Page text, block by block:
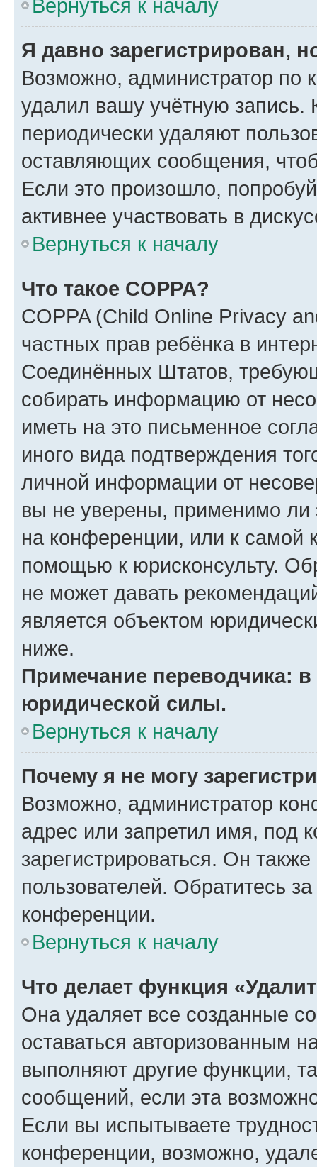
Вернуться к началу
Я давно зарегистрирован,
Возможно, администратор по
удалил вашу учётную запись.
периодически удаляют
оставляющих сообщения,
Если это произошло,
активнее участвовать в
Вернуться к началу
Что такое COPPA?
COPPA (Child Online Privacy
частных прав ребёнка в
Соединённых Штатов,
собирать информацию от
иметь на это письменное
иного вида подтверждения
личной информации от
вы не уверены, применимо ли
на конференции, или к самой
помощью к юрисконсульту.
не может давать
является объектом
ниже.
Примечание переводчика:
юридической силы.
Вернуться к началу
Почему я не могу
Возможно, администратор
адрес или запретил имя, под
зарегистрироваться. Он
пользователей. Обратитесь
конференции.
Вернуться к началу
Что делает функция
Она удаляет все созданные
оставаться авторизованным
выполняют другие функции,
сообщений, если эта
Если вы испытываете
конференции, возможно,